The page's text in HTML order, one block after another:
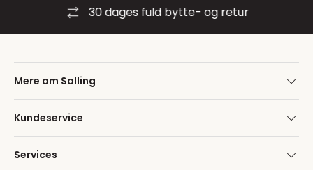
30 dages fuld bytte- og retur
Mere om Salling
Kundeservice
Services